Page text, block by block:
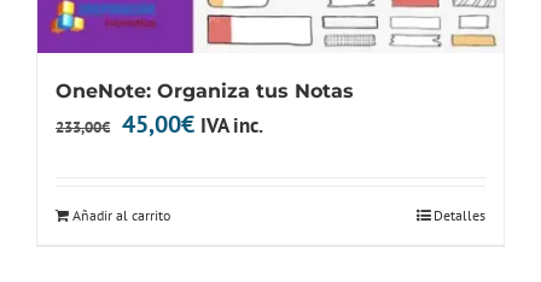
OneNote: Organiza tus Notas
233,00€ El
era:
45,00€ElIVA inc.
Añadir al carrito Detalles